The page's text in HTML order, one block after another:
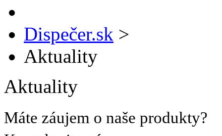
Dispečer.sk >
Aktuality
Aktuality
Máte záujem o naše produkty?